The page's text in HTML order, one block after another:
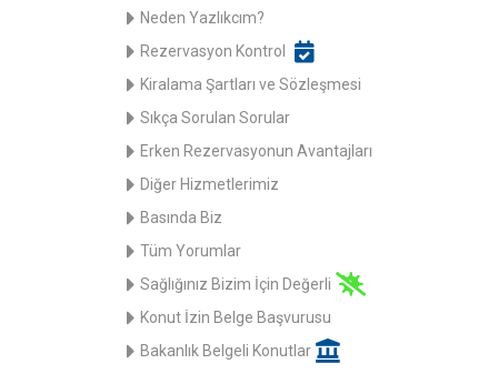
Neden Yazlıkcım?
Rezervasyon Kontrol
Kiralama Şartları ve Sözleşmesi
Sıkça Sorulan Sorular
Erken Rezervasyonun Avantajları
Diğer Hizmetlerimiz
Basında Biz
Tüm Yorumlar
Sağlığınız Bizim İçin Değerli
Konut İzin Belge Başvurusu
Bakanlık Belgeli Konutlar